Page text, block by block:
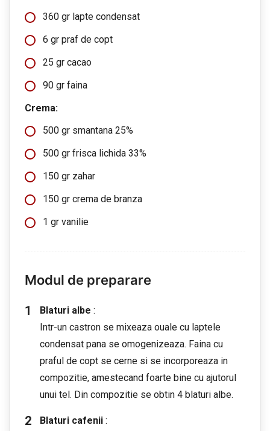
360 gr lapte condensat
6 gr praf de copt
25 gr cacao
90 gr faina
Crema:
500 gr smantana 25%
500 gr frisca lichida 33%
150 gr zahar
150 gr crema de branza
1 gr vanilie
Modul de preparare
Blaturi albe :
Intr-un castron se mixeaza ouale cu laptele
condensat pana se omogenizeaza. Faina cu
praful de copt se cerne si se incorporeaza in
compozitie, amestecand foarte bine cu ajutorul
unui tel. Din compozitie se obtin 4 blaturi albe.
Blaturi cafenii :